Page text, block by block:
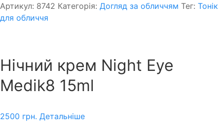
Артикул: 8742 Категорія: Догляд за обличчям Тег: Тонік
для обличчя
Нічний крем Night Eye
Medik8 15ml
2500 грн. Детальніше